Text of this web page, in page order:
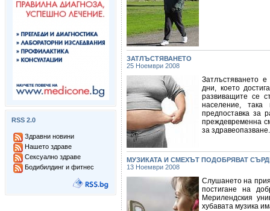
RSS 2.0
Здравни новини
Нашето здраве
Сексуално здраве
Бодибилдинг и фитнес
ЗАТЛЪСТЯВАНЕТО
25 Ноември 2008
Затлъстяването
дни, което
развиващите се
население, така
предпоставка за
преждевременна
за здравеопазване.
МУЗИКАТА И СМЕХЪТ ПОДОБРЯВАТ
13 Ноември 2008
Слушането на
постигане на
Мерилендския
хубавата музика